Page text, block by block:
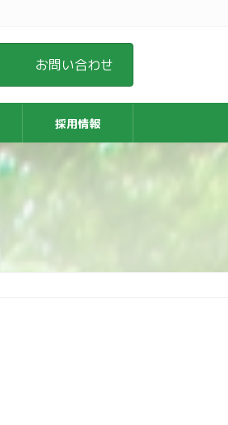
お問い合わせ
採用情報